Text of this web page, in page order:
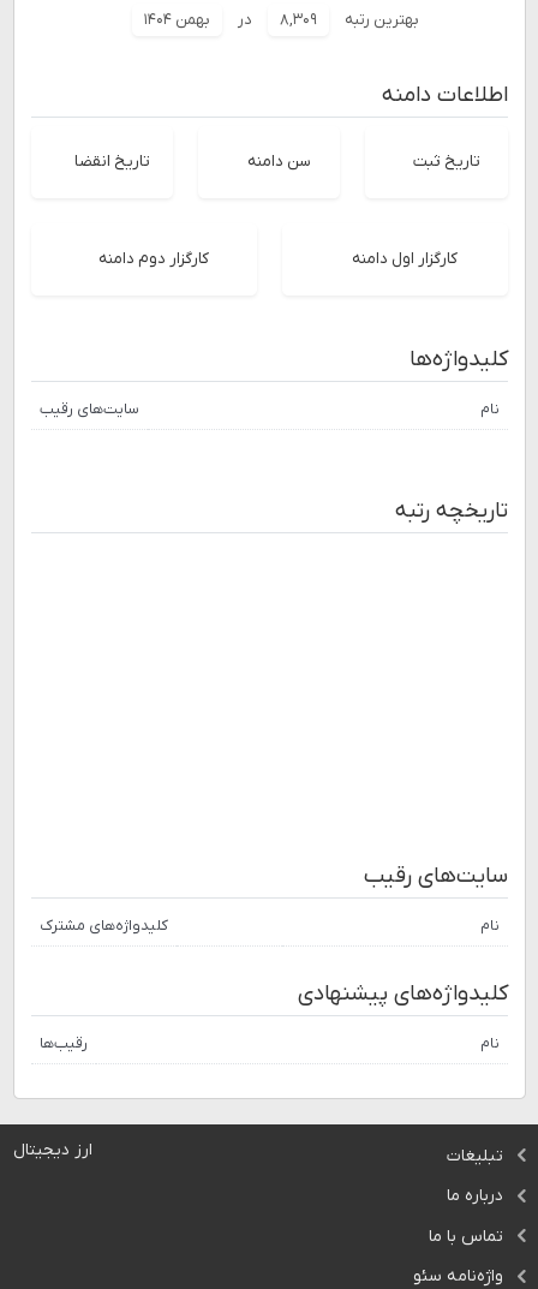
بهترین رتبه ۸,۳۰۹ در بهمن ۱۴۰۴
اطلاعات دامنه
تاریخ ثبت سن دامنه تاریخ انقضا
کارگزار اول دامنه کارگزار دوم دامنه
کلیدواژه‌ها
نام سایت‌های رقیب
تاریخچه رتبه
سایت‌های رقیب
نام کلیدواژه‌های مشترک
کلیدواژه‌های پیشنهادی
نام رقیب‌ها
ارز دیجیتال
تبلیغات
درباره ما
تماس با ما
واژه‌نامه سئو